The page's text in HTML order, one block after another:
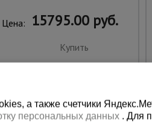
Цена: 15795.00 руб.
Купить
а также счетчики
персональных данных . Для